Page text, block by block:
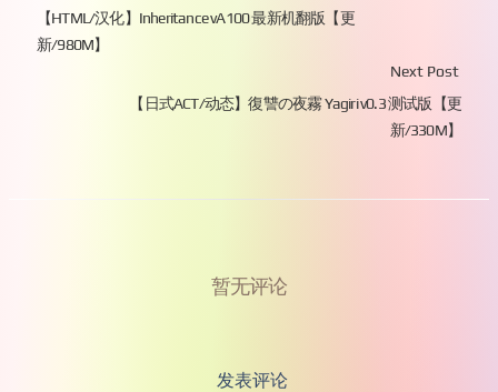
【HTML/汉化】Inheritance vA100 最新机翻版【更
新/980M】
Next Post
【日式ACT/动态】復讐の夜霧 Yagiri v0.3 测试版【更
新/330M】
暂无评论
发表评论